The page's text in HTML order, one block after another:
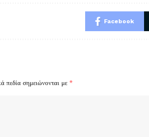
Facebook
πεδία σημειώνονται με *